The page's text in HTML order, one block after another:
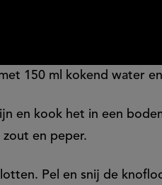
150 ml kokend water
en kook het in een
zout en peper.
Pel en snij de